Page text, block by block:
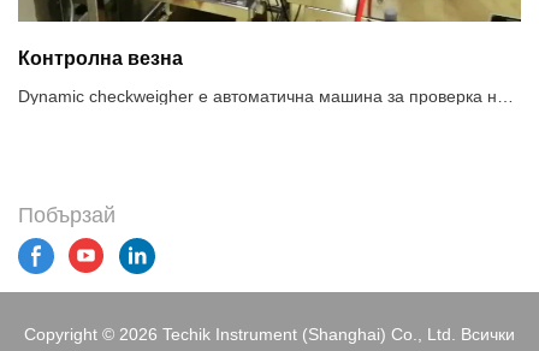
Контролна везна
Dynamic checkweigher е автоматична машина за проверка на теглото на пакетирани стоки чрез сензора и технологията за цифрова обработка на сигнали. Високоскоростна система за контролно тегло ще проверява теглото на продуктите, докато се движи с висока скорост, като отхвърля всички продукти, които са над или под зададеното тегло. Той се използва широко във фармацевтиката, хранителните продукти, продуктите за лична хигиена и леката промишленост за проверка на теглото по линия, за да се гарантира качеството на продукта.Препоръчително използване на системи за контролни везни1. Проверка за опаковки под/наднормено тегло, съответствие с наредбата за предварително опаковане2. Проверка за липсващи компоненти, за да се гарантира пълнотата на продукта3. Контрол на качеството, данните за теглото на всеки продукт се записват4. Класификация на продуктите по тегло5. Реализиране на обратна връзка с информация за теглото, оптимизиране на процесите на пълнене и дозиране
Побързай
Copyright © 2026 Techik Instrument (Shanghai) Co., Ltd. Всички